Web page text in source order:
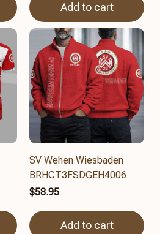
Add to cart
SV Wehen Wiesbaden
BRHCT3FSDGEH4006
$58.95
Add to cart